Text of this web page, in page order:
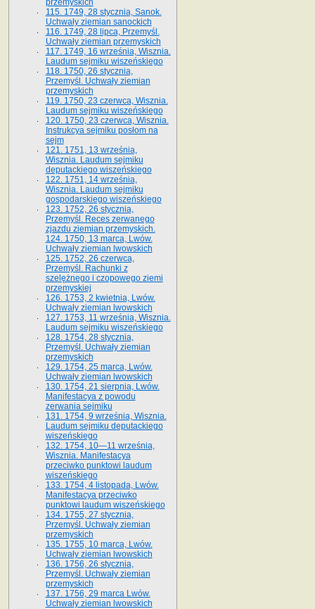
przemyskich
115. 1749, 28 stycznia, Sanok.
Uchwały ziemian sanockich
116. 1749, 28 lipca, Przemyśl.
Uchwały ziemian przemyskich
117. 1749, 16 września, Wisznia.
Laudum sejmiku wiszeńskiego
118. 1750, 26 stycznia,
Przemyśl. Uchwały ziemian
przemyskich
119. 1750, 23 czerwca, Wisznia.
Laudum sejmiku wiszeńskiego
120. 1750, 23 czerwca, Wisznia.
Instrukcya sejmiku posłom na
sejm
121. 1751, 13 września,
Wisznia. Laudum sejmiku
deputackiego wiszeńskiego
122. 1751, 14 września,
Wisznia. Laudum sejmiku
gospodarskiego wiszeńskiego
123. 1752, 26 stycznia,
Przemyśl. Reces zerwanego
zjazdu ziemian przemyskich.
124. 1750, 13 marca, Lwów.
Uchwały ziemian lwowskich
125. 1752, 26 czerwca,
Przemyśl. Rachunki z
szelężnego i czopowego ziemi
przemyskiej
126. 1753, 2 kwietnia, Lwów.
Uchwały ziemian lwowskich
127. 1753, 11 września, Wisznia.
Laudum sejmiku wiszeńskiego
128. 1754, 28 stycznia,
Przemyśl. Uchwały ziemian
przemyskich
129. 1754, 25 marca, Lwów.
Uchwały ziemian lwowskich
130. 1754, 21 sierpnia, Lwów.
Manifestacya z powodu
zerwania sejmiku
131. 1754, 9 września, Wisznia.
Laudum sejmiku deputackiego
wiszeńskiego
132. 1754, 10—11 września,
Wisznia. Manifestacya
przeciwko punktowi laudum
wiszeńskiego
133. 1754, 4 listopada, Lwów.
Manifestacya przeciwko
punktowi laudum wiszeńskiego
134. 1755, 27 stycznia,
Przemyśl. Uchwały ziemian
przemyskich
135. 1755, 10 marca, Lwów.
Uchwały ziemian lwowskich
136. 1756, 26 stycznia,
Przemyśl. Uchwały ziemian
przemyskich
137. 1756, 29 marca Lwów.
Uchwały ziemian lwowskich